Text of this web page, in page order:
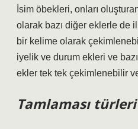
İsim öbekleri, onları
olarak bazı diğer eklerle de
bir kelime olarak
iyelik ve durum ekleri ve
ekler tek tek çekimlenebilir
Tamlaması